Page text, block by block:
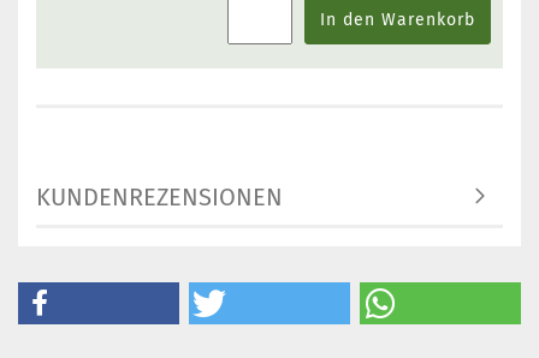
In den Warenkorb
KUNDENREZENSIONEN